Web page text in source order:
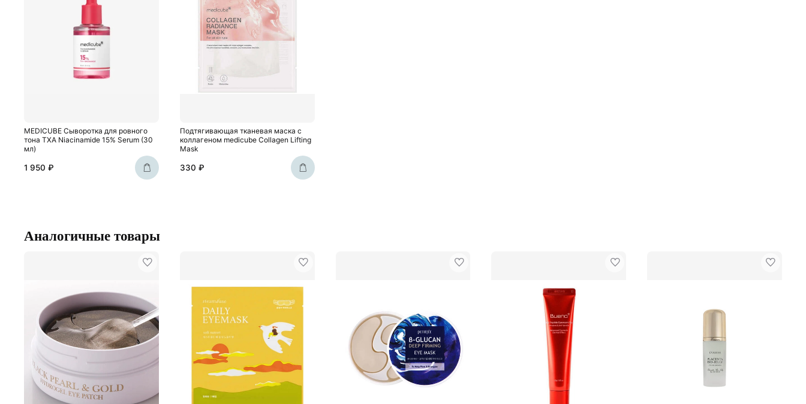
MEDICUBE Сыворотка для ровного
тона TXA Niacinamide 15% Serum (30
мл)
1 950 ₽
Подтягивающая тканевая маска с
коллагеном medicube Collagen Lifting
Mask
330 ₽
Аналогичные товары